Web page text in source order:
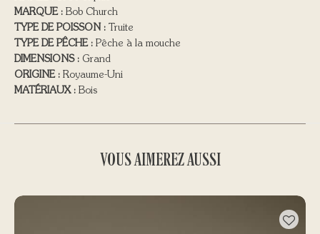
MARQUE : Bob Church
TYPE DE POISSON : Truite
TYPE DE PÊCHE : Pêche à la mouche
DIMENSIONS : Grand
ORIGINE : Royaume-Uni
MATÉRIAUX : Bois
VOUS AIMEREZ AUSSI